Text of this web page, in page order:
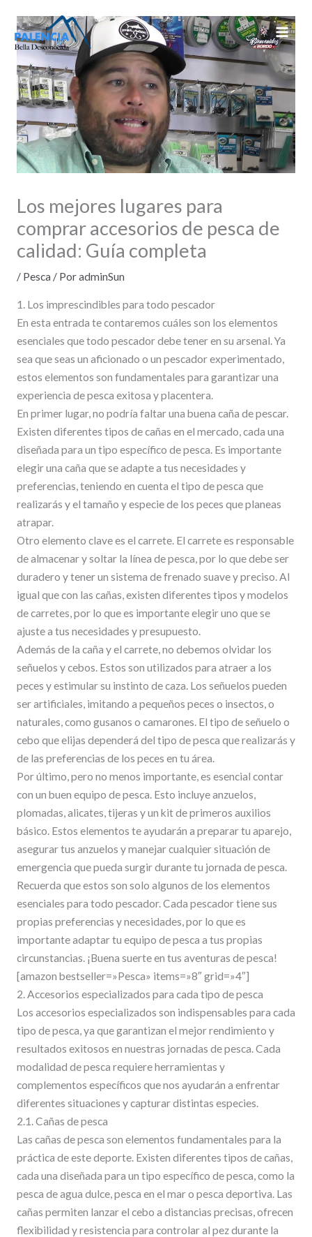
contenido
Los mejores lugares para
comprar accesorios de pesca de
calidad: Guía completa
/ Pesca / PoradminSun
1. Los imprescindibles para todo pescador
En esta entrada te contaremos cuáles son los elementos
esenciales que todo pescador debe tener en su arsenal. Ya
sea que seas un aficionado o un pescador experimentado,
estos elementos son fundamentales para garantizar una
experiencia de pesca exitosa y placentera.
En primer lugar, no podría faltar una buena caña de pescar.
Existen diferentes tipos de cañas en el mercado, cada una
diseñada para un tipo específico de pesca. Es importante
elegir una caña que se adapte a tus necesidades y
preferencias, teniendo en cuenta el tipo de pesca que
realizarás y el tamaño y especie de los peces que planeas
atrapar.
Otro elemento clave es el carrete. El carrete es responsable
de almacenar y soltar la línea de pesca, por lo que debe ser
duradero y tener un sistema de frenado suave y preciso. Al
igual que con las cañas, existen diferentes tipos y modelos
de carretes, por lo que es importante elegir uno que se
ajuste a tus necesidades y presupuesto.
Además de la caña y el carrete, no debemos olvidar los
señuelos y cebos. Estos son utilizados para atraer a los
peces y estimular su instinto de caza. Los señuelos pueden
ser artificiales, imitando a pequeños peces o insectos, o
naturales, como gusanos o camarones. El tipo de señuelo o
cebo que elijas dependerá del tipo de pesca que realizarás y
de las preferencias de los peces en tu área.
Por último, pero no menos importante, es esencial contar
con un buen equipo de pesca. Esto incluye anzuelos,
plomadas, alicates, tijeras y un kit de primeros auxilios
básico. Estos elementos te ayudarán a preparar tu aparejo,
asegurar tus anzuelos y manejar cualquier situación de
emergencia que pueda surgir durante tu jornada de pesca.
Recuerda que estos son solo algunos de los elementos
esenciales para todo pescador. Cada pescador tiene sus
propias preferencias y necesidades, por lo que es
importante adaptar tu equipo de pesca a tus propias
circunstancias. ¡Buena suerte en tus aventuras de pesca!
[amazon bestseller=»Pesca» items=»8″ grid=»4″]
2. Accesorios especializados para cada tipo de pesca
Los accesorios especializados son indispensables para cada
tipo de pesca, ya que garantizan el mejor rendimiento y
resultados exitosos en nuestras jornadas de pesca. Cada
modalidad de pesca requiere herramientas y
complementos específicos que nos ayudarán a enfrentar
diferentes situaciones y capturar distintas especies.
2.1. Cañas de pesca
Las cañas de pesca son elementos fundamentales para la
práctica de este deporte. Existen diferentes tipos de cañas,
cada una diseñada para un tipo específico de pesca, como la
pesca de agua dulce, pesca en el mar o pesca deportiva. Las
cañas permiten lanzar el cebo a distancias precisas, ofrecen
flexibilidad y resistencia para controlar al pez durante la